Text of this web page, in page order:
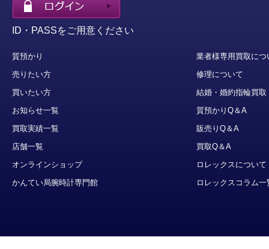
ID・PASSをご用意ください
質預かり
売りたい方
買いたい方
お知らせ一覧
買取実績一覧
店舗一覧
オンラインショップ
かんてい局腕時計専門館
業者様専用買取につ
修理について
結婚・婚約指輪買取
質預かりQ＆A
販売りQ＆A
買取Q＆A
ロレックスについて
ロレックスコラム一